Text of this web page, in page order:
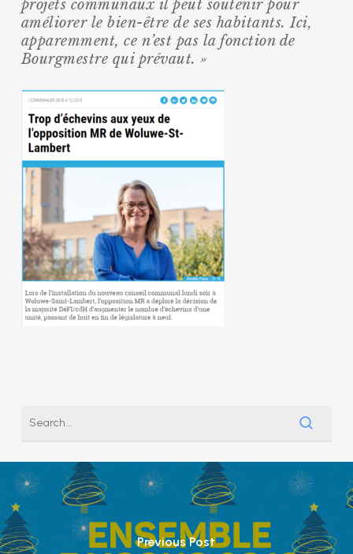
projets communaux il peut soutenir pour
améliorer le bien-être de ses habitants. Ici,
apparemment, ce n’est pas la fonction de
Bourgmestre qui prévaut. »
Previous Post